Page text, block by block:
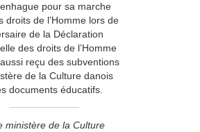
pour sa marche
droits de l’Homme lors de
de la Déclaration
des droits de l’Homme
reçu des subventions
de la Culture danois
documents éducatifs.
ministère de la Culture